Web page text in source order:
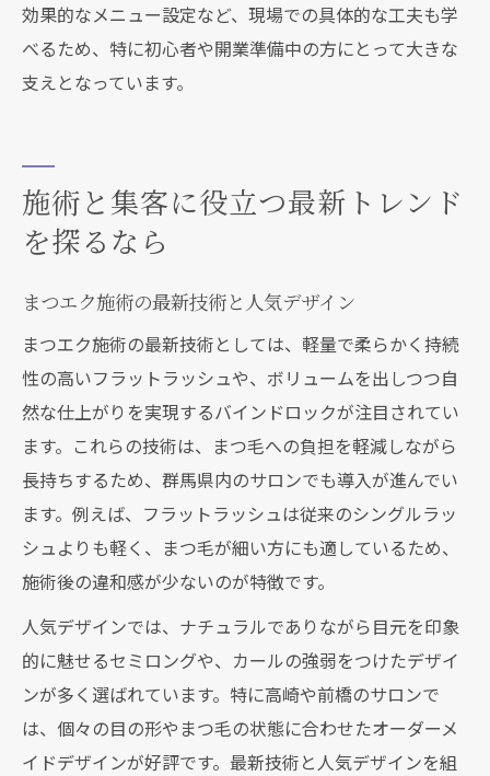
効果的なメニュー設定など、現場での具体的な工夫も学
べるため、特に初心者や開業準備中の方にとって大きな
支えとなっています。
施術と集客に役立つ最新トレンド
を探るなら
まつエク施術の最新技術と人気デザイン
まつエク施術の最新技術としては、軽量で柔らかく持続
性の高いフラットラッシュや、ボリュームを出しつつ自
然な仕上がりを実現するバインドロックが注目されてい
ます。これらの技術は、まつ毛への負担を軽減しながら
長持ちするため、群馬県内のサロンでも導入が進んでい
ます。例えば、フラットラッシュは従来のシングルラッ
シュよりも軽く、まつ毛が細い方にも適しているため、
施術後の違和感が少ないのが特徴です。
人気デザインでは、ナチュラルでありながら目元を印象
的に魅せるセミロングや、カールの強弱をつけたデザイ
ンが多く選ばれています。特に高崎や前橋のサロンで
は、個々の目の形やまつ毛の状態に合わせたオーダーメ
イドデザインが好評です。最新技術と人気デザインを組